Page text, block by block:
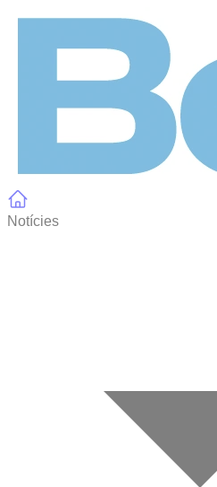
Notícies